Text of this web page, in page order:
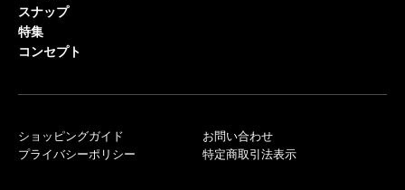
スナップ
特集
コンセプト
ショッピングガイド
プライバシーポリシー
お問い合わせ
特定商取引法表示